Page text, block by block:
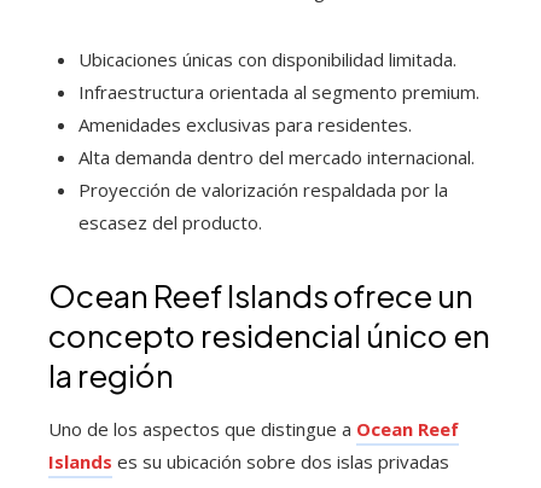
Ubicaciones únicas con disponibilidad limitada.
Infraestructura orientada al segmento premium.
Amenidades exclusivas para residentes.
Alta demanda dentro del mercado internacional.
Proyección de valorización respaldada por la
escasez del producto.
Ocean Reef Islands ofrece un
concepto residencial único en
la región
Uno de los aspectos que distingue a Ocean Reef
Islands es su ubicación sobre dos islas privadas